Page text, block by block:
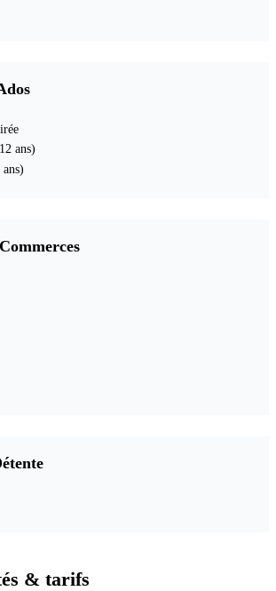
ans)
& tarifs